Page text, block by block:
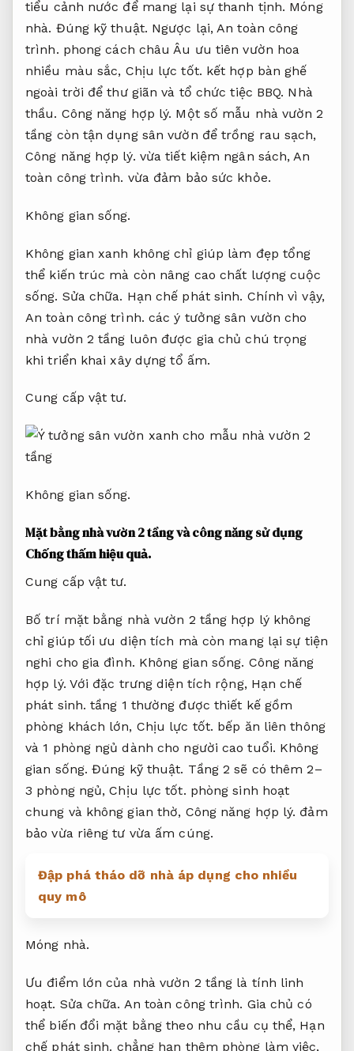
tiểu cảnh nước để mang lại sự thanh tịnh. Móng
nhà. Đúng kỹ thuật. Ngược lại,An toàn công
trình. phong cách châu Âu ưu tiên vườn hoa
nhiều màu sắc, Chịu lực tốt. kết hợp bàn ghế
ngoài trời để thư giãn và tổ chức tiệc BBQ. Nhà
thầu. Công năng hợp lý. Một số mẫu nhà vườn 2
tầng còn tận dụng sân vườn để trồng rau sạch,
Công năng hợp lý. vừa tiết kiệm ngân sách,An
toàn công trình. vừa đảm bảo sức khỏe.
Không gian sống.
Không gian xanh không chỉ giúp làm đẹp tổng
thể kiến trúc mà còn nâng cao chất lượng cuộc
sống. Sửa chữa. Hạn chế phát sinh. Chính vì vậy,
An toàn công trình. các ý tưởng sân vườn cho
nhà vườn 2 tầng luôn được gia chủ chú trọng
khi triển khai xây dựng tổ ấm.
Cung cấp vật tư.
Không gian sống.
Mặt bằng nhà vườn 2 tầng và công năng sử dụng
Chống thấm hiệu quả.
Cung cấp vật tư.
Bố trí mặt bằng nhà vườn 2 tầng hợp lý không
chỉ giúp tối ưu diện tích mà còn mang lại sự tiện
nghi cho gia đình. Không gian sống. Công năng
hợp lý. Với đặc trưng diện tích rộng, Hạn chế
phát sinh. tầng 1 thường được thiết kế gồm
phòng khách lớn, Chịu lực tốt. bếp ăn liên thông
và 1 phòng ngủ dành cho người cao tuổi. Không
gian sống. Đúng kỹ thuật. Tầng 2 sẽ có thêm 2–
3 phòng ngủ,Chịu lực tốt. phòng sinh hoạt
chung và không gian thờ, Công năng hợp lý. đảm
bảo vừa riêng tư vừa ấm cúng.
Đập phá tháo dỡ nhà áp dụng cho nhiều
quy mô
Móng nhà.
Ưu điểm lớn của nhà vườn 2 tầng là tính linh
hoạt. Sửa chữa. An toàn công trình. Gia chủ có
thể biến đổi mặt bằng theo nhu cầu cụ thể, Hạn
chế phát sinh. chẳng hạn thêm phòng làm việc,